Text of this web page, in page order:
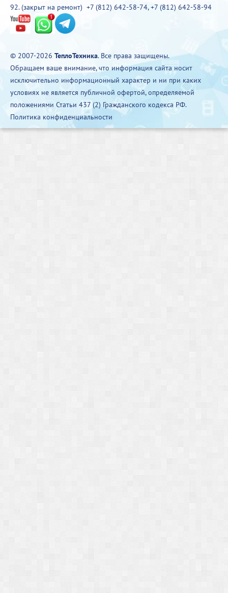
92. (закрыт на ремонт) +7 (812) 642-58-74,+7 (812) 642-58-94
© 2007-2026 ТеплоТехника. Все права защищены.
Обращаем ваше внимание, что информация сайта носит
исключительно информационный характер и ни при каких
условиях не является публичной офертой, определяемой
положениями Статьи 437 (2) Гражданского кодекса РФ.
Политика конфиденциальности